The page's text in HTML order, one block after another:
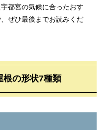
都宮の気候に合ったおす
ぜひ最後までお読みくだ
根の形状7種類